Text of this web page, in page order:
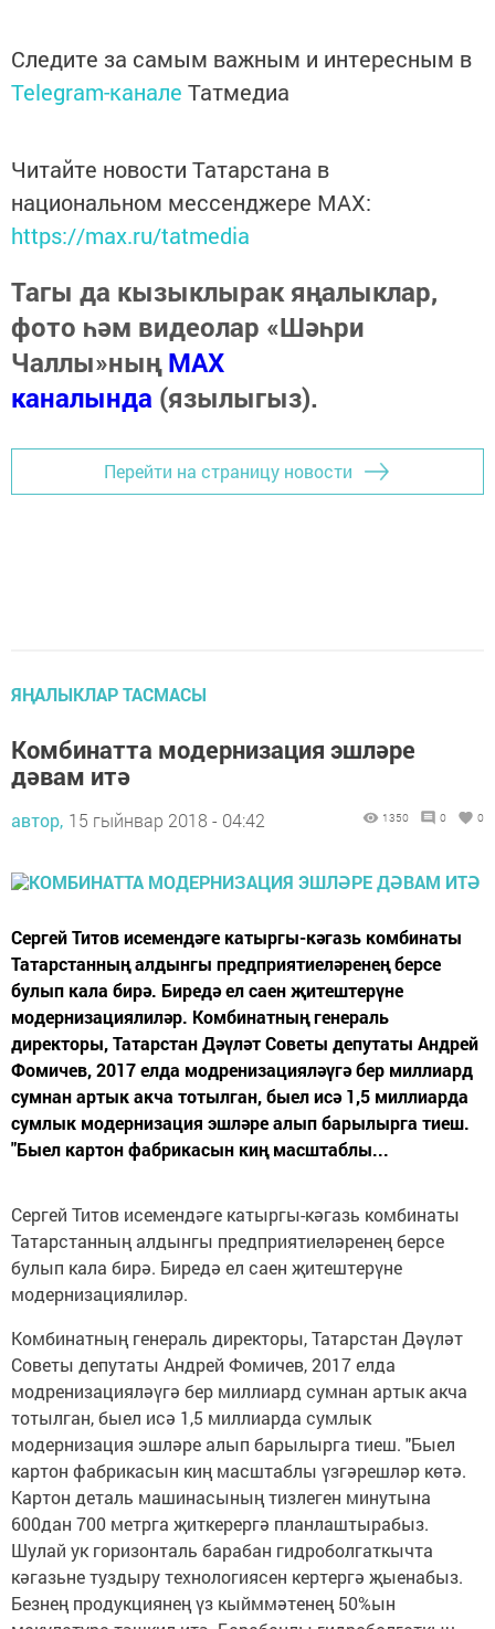
Следите за самым важным и интересным в
Telegram-канале Татмедиа
Читайте новости Татарстана в
национальном мессенджере MАХ:
https://max.ru/tatmedia
Тагы да кызыклырак яңалыклар,
фото һәм видеолар «Шәһри
Чаллы»ныңMAX
каналында (язылыгыз).
Перейти на страницу новости
ЯҢАЛЫКЛАР ТАСМАСЫ
Комбинатта модернизация эшләре
дәвам итә
автор, 15 гыйнвар 2018 - 04:42 1350 0 0
Сергей Титов исемендәге катыргы-кәгазь комбинаты
Татарстанның алдынгы предприятиеләренең берсе
булып кала бирә. Биредә ел саен җитештерүне
модернизациялиләр. Комбинатның генераль
директоры, Татарстан Дәүләт Советы депутаты Андрей
Фомичев, 2017 елда модренизацияләүгә бер миллиард
сумнан артык акча тотылган, быел исә 1,5 миллиарда
сумлык модернизация эшләре алып барылырга тиеш.
"Быел картон фабрикасын киң масштаблы...
Сергей Титов исемендәге катыргы-кәгазь комбинаты
Татарстанның алдынгы предприятиеләренең берсе
булып кала бирә. Биредә ел саен җитештерүне
модернизациялиләр.
Комбинатның генераль директоры, Татарстан Дәүләт
Советы депутаты Андрей Фомичев, 2017 елда
модренизацияләүгә бер миллиард сумнан артык акча
тотылган, быел исә 1,5 миллиарда сумлык
модернизация эшләре алып барылырга тиеш. "Быел
картон фабрикасын киң масштаблы үзгәрешләр көтә.
Картон деталь машинасының тизлеген минутына
600дан 700 метрга җиткерергә планлаштырабыз.
Шулай ук горизонталь барабан гидроболгаткычта
кәгазьне туздыру технологиясен кертергә җыенабыз.
Безнең продукциянең үз кыйммәтенең 50%ын